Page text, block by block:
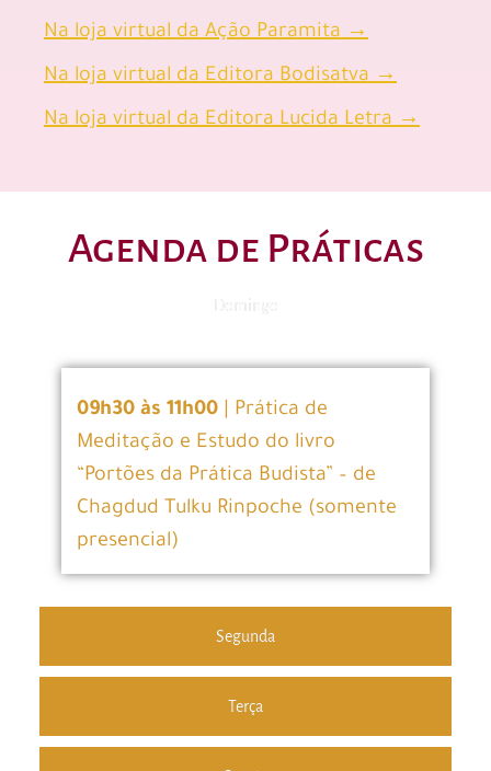
Na loja virtual da Ação Paramita →
Na loja virtual da Editora Bodisatva →
Na loja virtual da Editora Lucida Letra →
Agenda de Práticas
Segunda
Terça
09h30 às 11h00| Prática de
Meditação e Estudo do livro
“Portões da Prática Budista” – de
Chagdud Tulku Rinpoche (somente
presencial)